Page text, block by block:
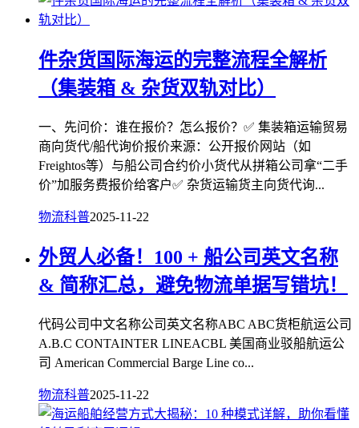
件杂货国际海运的完整流程全解析
（集装箱 & 杂货双轨对比）
一、先问价：谁在报价？怎么报价？✅ 集装箱运输贸易
商向货代/船代询价报价来源：公开报价网站（如
Freightos等）与船公司合约价小货代从拼箱公司拿“二手
价”加服务费报价给客户✅ 杂货运输货主向货代询...
物流科普2025-11-22
外贸人必备！100 + 船公司英文名称
& 简称汇总，避免物流单据写错坑！
代码公司中文名称公司英文名称ABC ABC货柜航运公司
A.B.C CONTAINTER LINEACBL 美国商业驳船航运公
司 American Commercial Barge Line co...
物流科普2025-11-22